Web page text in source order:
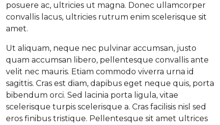
posuere ac, ultricies ut magna. Donec ullamcorper
convallis lacus, ultricies rutrum enim scelerisque sit
amet.
Ut aliquam, neque nec pulvinar accumsan, justo
quam accumsan libero, pellentesque convallis ante
velit nec mauris. Etiam commodo viverra urna id
sagittis. Cras est diam, dapibus eget neque quis, porta
bibendum orci. Sed lacinia porta ligula, vitae
scelerisque turpis scelerisque a. Cras facilisis nisl sed
eros finibus tristique. Pellentesque sit amet ultrices